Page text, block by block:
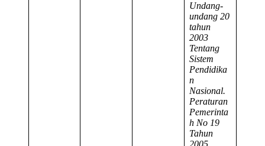
Undang-
undang 20
tahun
2003
Tentang
Sistem
Pendidika
n
Nasional.
Peraturan
Pemerinta
h No 19
Tahun
2005